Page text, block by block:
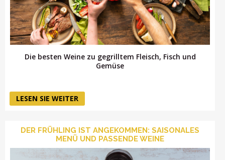
Die besten Weine zu gegrilltem Fleisch, Fisch und
Gemüse
LESEN SIE WEITER
DER FRÜHLING IST ANGEKOMMEN: SAISONALES
MENÜ UND PASSENDE WEINE